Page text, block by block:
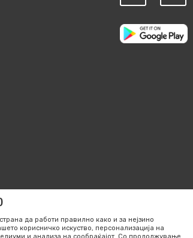
да работи правилно како и за нејзино
корисничко искуство, персонализација на